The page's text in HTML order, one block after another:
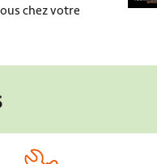
chez votre